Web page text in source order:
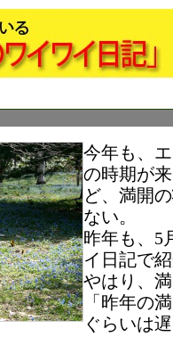
今年も、
の時期が
ど、満開
ない。
昨年も、5
イ日記で
やはり、
「昨年の
ぐらいは